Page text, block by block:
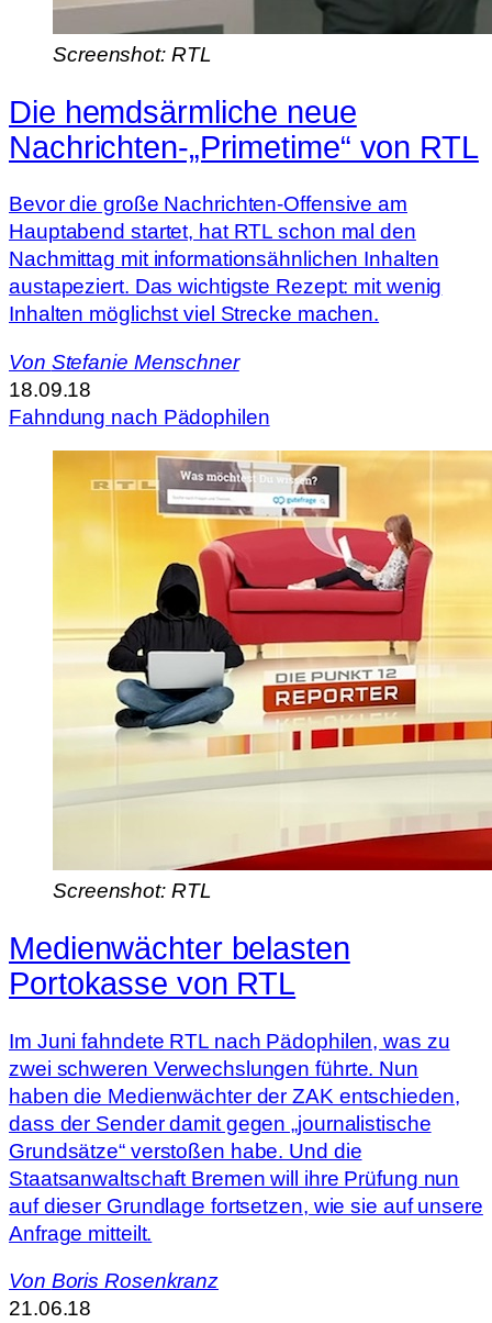
Screenshot: RTL
Die hemdsärmliche neue
Nachrichten-„Primetime“ von RTL
Bevor die große Nachrichten-Offensive am
Hauptabend startet, hat RTL schon mal den
Nachmittag mit informationsähnlichen Inhalten
austapeziert. Das wichtigste Rezept: mit wenig
Inhalten möglichst viel Strecke machen.
Von Stefanie Menschner
18.09.18
Fahndung nach Pädophilen
Screenshot: RTL
Medienwächter belasten
Portokasse von RTL
Im Juni fahndete RTL nach Pädophilen, was zu
zwei schweren Verwechslungen führte. Nun
haben die Medienwächter der ZAK entschieden,
dass der Sender damit gegen „journalistische
Grundsätze“ verstoßen habe. Und die
Staatsanwaltschaft Bremen will ihre Prüfung nun
auf dieser Grundlage fortsetzen, wie sie auf unsere
Anfrage mitteilt.
Von Boris Rosenkranz
21.06.18